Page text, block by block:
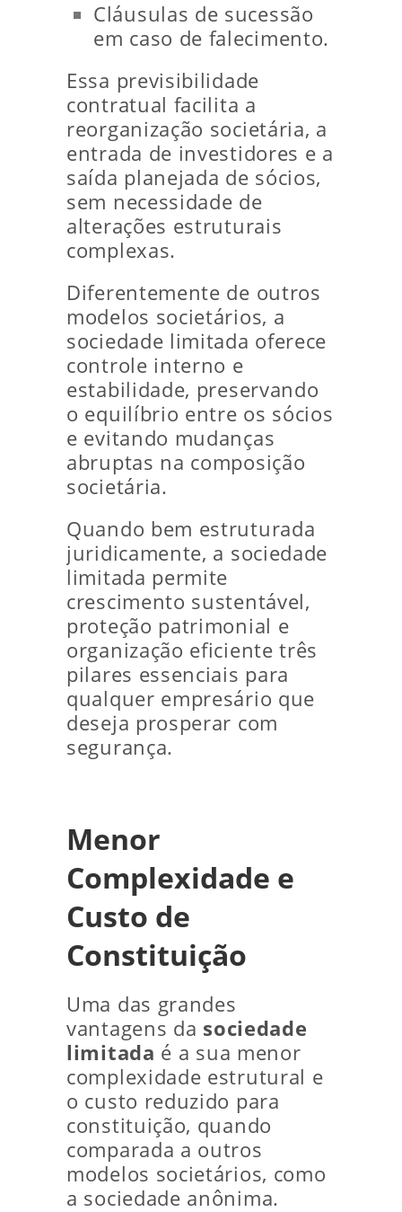
Cláusulas de sucessão
em caso de falecimento.
Essa previsibilidade
contratual facilita a
reorganização societária, a
entrada de investidores e a
saída planejada de sócios,
sem necessidade de
alterações estruturais
complexas.
Diferentemente de outros
modelos societários, a
sociedade limitada oferece
controle interno e
estabilidade, preservando
o equilíbrio entre os sócios
e evitando mudanças
abruptas na composição
societária.
Quando bem estruturada
juridicamente, a sociedade
limitada permite
crescimento sustentável,
proteção patrimonial e
organização eficiente três
pilares essenciais para
qualquer empresário que
deseja prosperar com
segurança.
Menor
Complexidade e
Custo de
Constituição
Uma das grandes
vantagens da sociedade
limitada é a sua menor
complexidade estrutural e
o custo reduzido para
constituição, quando
comparada a outros
modelos societários, como
a sociedade anônima.